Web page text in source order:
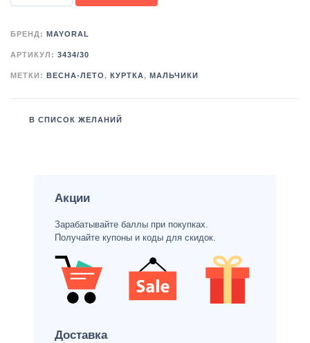
БРЕНД: MAYORAL
АРТИКУЛ: 3434/30
МЕТКИ: ВЕСНА-ЛЕТО, КУРТКА, МАЛЬЧИКИ
В СПИСОК ЖЕЛАНИЙ
Акции
Зарабатывайте баллы при покупках.
Получайте купоны и коды для скидок.
Доставка